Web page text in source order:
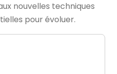
nouvelles techniques
pour évoluer.